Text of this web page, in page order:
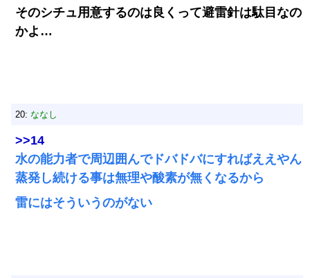
そのシチュ用意するのは良くって避雷針は駄目なの
かよ…
20: ななし
>>14
水の能力者で周辺囲んでドバドバにすればええやん
蒸発し続ける事は無理や酸素が無くなるから
雷にはそういうのがない